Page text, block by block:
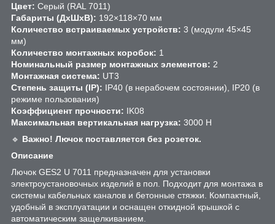
Цвет: Серый (RAL 7011)
Габариты (ДхШхВ): 192×118×70 мм
Количество встраиваемых устройств: 3 (модули 45×45
мм)
Количество монтажных коробок: 1
Номинальный размер монтажных элементов: 2
Монтажная система: UT3
Степень защиты (IP): IP40 (в нерабочем состоянии), IP20 (в
режиме пользования)
Коэффициент прочности: IK08
Максимальная вертикальная нагрузка: 3000 Н
🔹 Важно! Лючок поставляется без розеток.
Описание
Лючок GES2 U 7011 предназначен для установки
электроустановочных изделий в пол. Подходит для монтажа в
системы кабельных каналов и бетонные стяжки. Компактный,
удобный в эксплуатации и оснащен откидной крышкой с
автоматическим защелкиванием.